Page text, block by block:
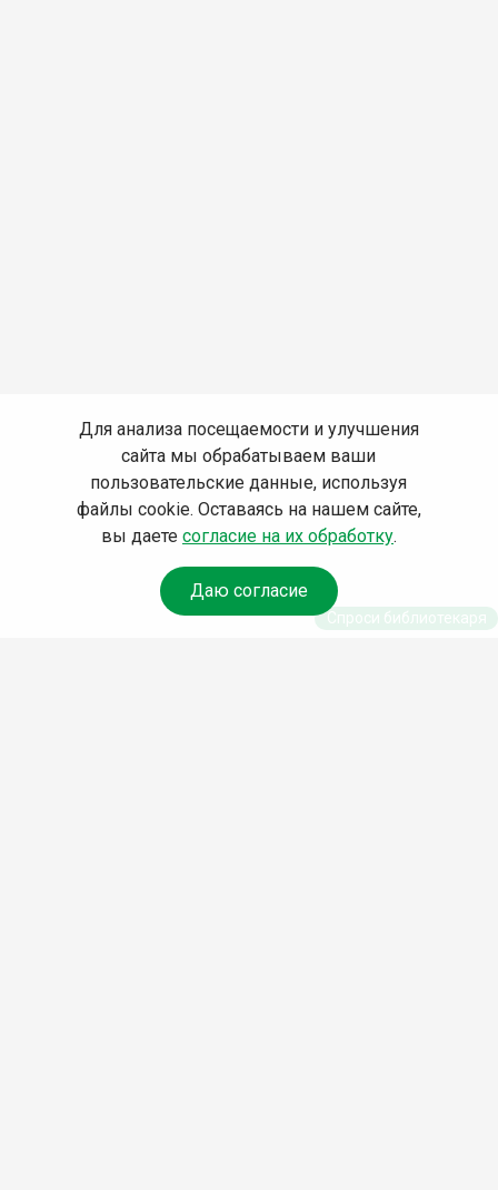
Для анализа посещаемости и улучшения
сайта мы обрабатываем ваши
пользовательские данные, используя
файлы cookie. Оставаясь на нашем сайте,
вы даете согласие на их обработку.
Даю согласие
Спроси библиотекаря